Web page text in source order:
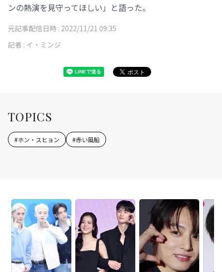
ンの熱演を見守ってほしい」と語った。
元記事配信日時 : 2022/11/21 09:35
記者 : イ・ミンジ
TOPICS
#ホン・スヒョン #赤い風船